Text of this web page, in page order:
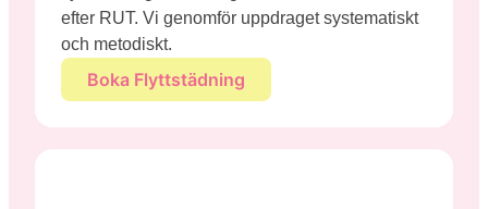
efter RUT. Vi genomför uppdraget systematiskt
och metodiskt.
Boka Flyttstädning